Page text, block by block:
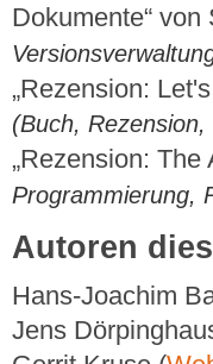
Dokumente“
„Rezension:
(Buch, Rezension,
„Rezension:
Programmierung,
Autoren
Hans-Joachim
Jens